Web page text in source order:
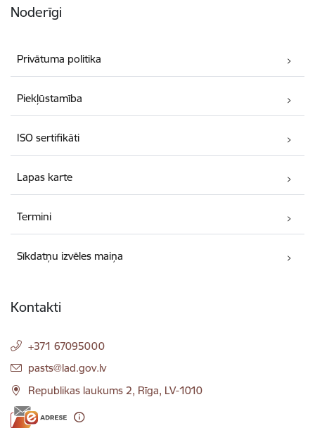
Noderīgi
Privātuma politika
Piekļūstamība
ISO sertifikāti
Lapas karte
Termini
Sīkdatņu izvēles maiņa
Kontakti
+371 67095000
E-pasts:
pasts@lad.gov.lv
Republikas laukums 2, Rīga, LV-1010